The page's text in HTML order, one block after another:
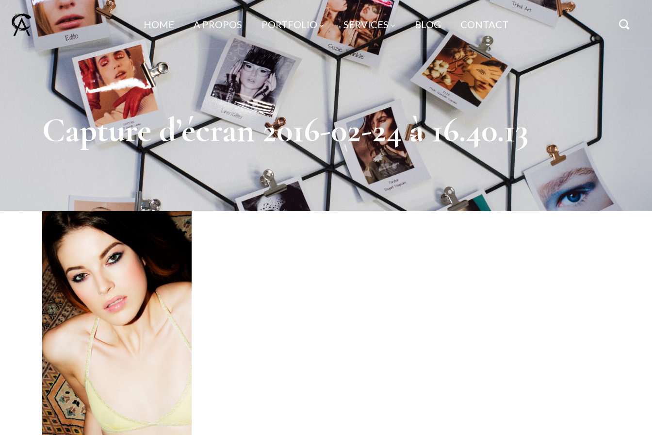
HOME A PROPOS PORTFOLIO SERVICES BLOG CONTACT
Capture d’écran 2016-02-24 à 16.40.13